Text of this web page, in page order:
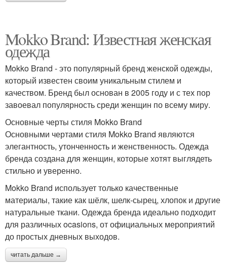
Mokko Brand: Известная женская
одежда
Mokko Brand - это популярный бренд женской одежды,
который известен своим уникальным стилем и
качеством. Бренд был основан в 2005 году и с тех пор
завоевал популярность среди женщин по всему миру.
Основные черты стиля Mokko Brand
Основными чертами стиля Mokko Brand являются
элегантность, утонченность и женственность. Одежда
бренда создана для женщин, которые хотят выглядеть
стильно и уверенно.
Mokko Brand использует только качественные
материалы, такие как шёлк, шелк-сырец, хлопок и другие
натуральные ткани. Одежда бренда идеально подходит
для различных ocasions, от официальных мероприятий
до простых дневных выходов.
читать дальше →